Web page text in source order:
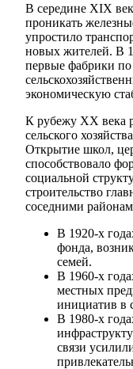
В середине XIX
проникать
упростило
новых жителей. В
первые фабрики по
экономическую
К рубежу XX века
сельского
Открытие школ,
способствовало
социальной
строительство
соседними
В 1920-х
фонда,
семей.
В 1960-х
местных
инициатив в
В 1980-х
связи